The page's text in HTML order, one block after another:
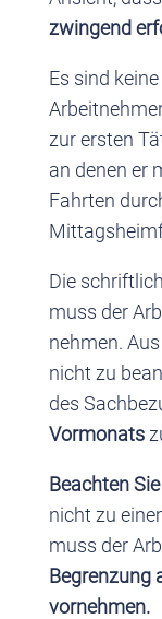
zwingend
Es sind
zur ersten
an denen er
Fahrten
Die
muss der
nehmen.
nicht zu
des
Vormonats
Beachten Sie
nicht zu
muss der
Begrenzung
vornehmen.